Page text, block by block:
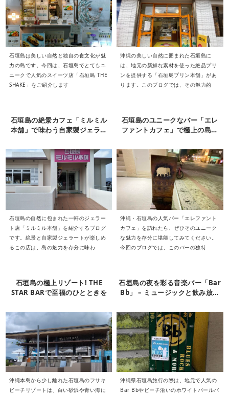
石垣島は美しい自然と独自の食文化が魅
力の島です。今回は、石垣島でとてもユ
ニークで人気のスイーツ店「石垣島 THE
SHAKE」をご紹介します
沖縄の美しい自然に囲まれた石垣島に
は、地元の新鮮な素材を使った絶品プリ
ンを提供する「石垣島プリン本舗」があ
ります。このブログでは、その魅力的
石垣島の絶景カフェ「ミルミル
本舗」で味わう自家製ジェラー
石垣島の自然に包まれた一軒のジェラー
ト店「ミルミル本舗」を紹介するブログ
です。絶景と自家製ジェラートが楽しめ
るこの店は、島の魅力を存分に味わ
石垣島のユニークなバー「エレ
ファントカフェ」で極上の島時
沖縄・石垣島の人気バー「エレファント
カフェ」を訪れたら、ぜひそのユニーク
な魅力を存分に堪能してみてください。
今回のブログでは、このバーの独特
石垣島の極上リゾート! THE
STAR BARで至福のひとときを
沖縄本島から少し離れた石垣島のフサキ
ビーチリゾートは、白い砂浜や青い海に
石垣島の夜を彩る音楽バー「Bar
Bb」 – ミュージックと飲み放題
沖縄県石垣島旅行の際は、地元で人気の
Bar Bbやビーチ沿いのホワイトパールバ